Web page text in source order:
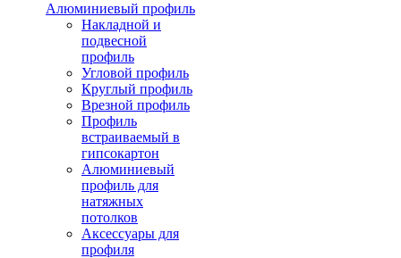
Алюминиевый профиль
Накладной и
подвесной
профиль
Угловой профиль
Круглый профиль
Врезной профиль
Профиль
встраиваемый в
гипсокартон
Алюминиевый
профиль для
натяжных
потолков
Аксессуары для
профиля